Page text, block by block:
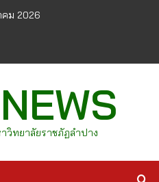
คม 2026
วิทยาลัยราชภัฏลำปาง